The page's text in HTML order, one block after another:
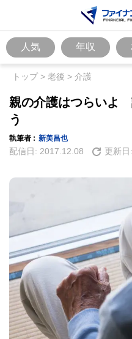
人気 年収
トップ> 老後 > 介護
親の介護はつらいよ
う
執筆者 : 新美昌也
配信日: 2017.12.08 更新日: